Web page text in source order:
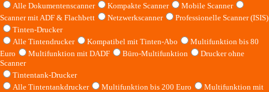
Alle Dokumentenscanner
Kompakte Scanner
Mobile Scanner
Scanner mit ADF & Flachbett
Netzwerkscanner
Professionelle Scanner (ISIS)
Tinten-Drucker
Alle Tintendrucker
Kompatibel mit Tinten-Abo
Multifunktion bis 80
Euro
Multifunktion mit DADF Büro-Multifunktion
Drucker ohne
Scanner
Tintentank-Drucker
Alle Tintentankdrucker
Multifunktion bis 200 Euro
Multifunktion mit